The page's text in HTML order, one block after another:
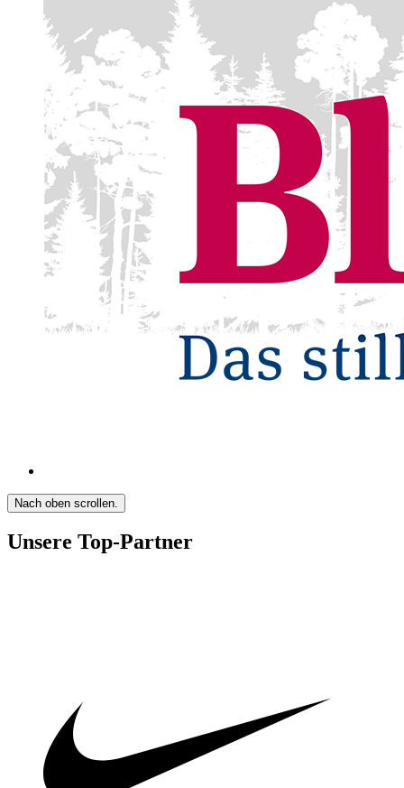
Nach oben scrollen.
Unsere Top-Partner